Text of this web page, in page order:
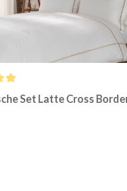
Bewertung von 5 von 5
Set Latte Cross